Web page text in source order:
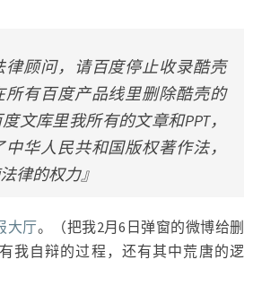
律顾问，请百度停止收录酷壳
所有百度产品线里删除酷壳的
文库里我所有的文章和PPT，
华人民共和国版权著作法，
律的权力』
大厅。（把我2月6日弹窗的微博给删
我自辩的过程，还有其中荒唐的逻